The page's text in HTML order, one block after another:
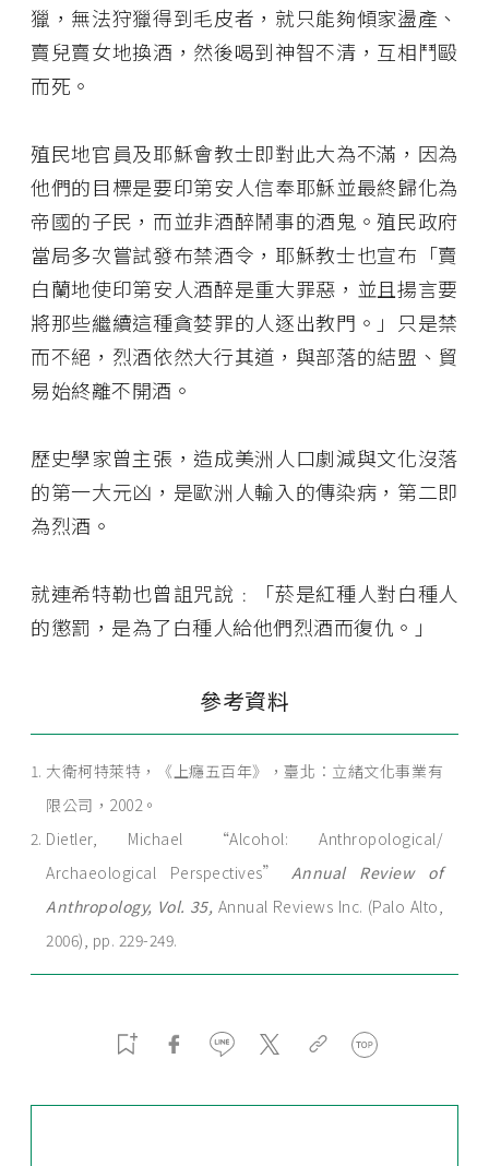
獵，無法狩獵得到毛皮者，就只能夠傾家盪產、
賣兒賣女地換酒，然後喝到神智不清，互相鬥毆
而死。
殖民地官員及耶穌會教士即對此大為不滿，因為
他們的目標是要印第安人信奉耶穌並最終歸化為
帝國的子民，而並非酒醉鬧事的酒鬼。殖民政府
當局多次嘗試發布禁酒令，耶穌教士也宣布「賣
白蘭地使印第安人酒醉是重大罪惡，並且揚言要
將那些繼續這種貪婪罪的人逐出教門。」只是禁
而不絕，烈酒依然大行其道，與部落的結盟、貿
易始終離不開酒。
歷史學家曾主張，造成美洲人口劇減與文化沒落
的第一大元凶，是歐洲人輸入的傳染病，第二即
為烈酒。
就連希特勒也曾詛咒說﹕「菸是紅種人對白種人
的懲罰，是為了白種人給他們烈酒而復仇。」
參考資料
大衛柯特萊特，《上癮五百年》，臺北：立緒文化事業有
限公司，2002。
Dietler, Michael “Alcohol: Anthropological/
Archaeological Perspectives” Annual Review of
Anthropology, Vol. 35, Annual Reviews Inc. (Palo Alto,
2006), pp. 229-249.